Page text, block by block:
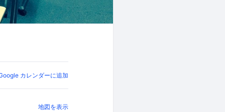
カレンダーに追加
地図を表示